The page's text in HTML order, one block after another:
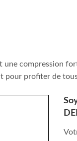
compression
pour profiter de